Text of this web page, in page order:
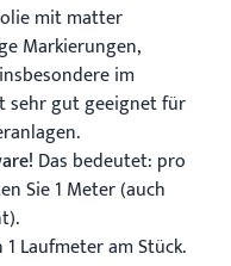
mit matter
Markierungen,
im
sehr gut geeignet für
Das bedeutet: pro
Sie 1 Meter (auch
Laufmeter am Stück.